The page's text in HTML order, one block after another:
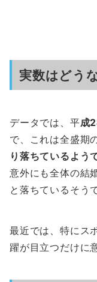
実数はどう
データでは、平成
で、これは全盛期
り落ちているよう
意外にも全体の結
と落ちているそう
最近では、特にス
躍が目立つだけに